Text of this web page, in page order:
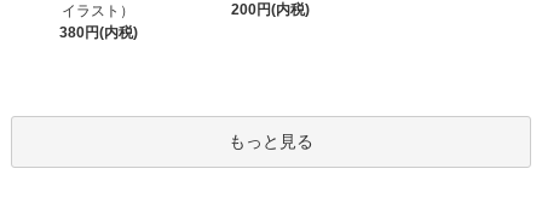
イラスト）
380円(内税)
200円(内税)
もっと見る